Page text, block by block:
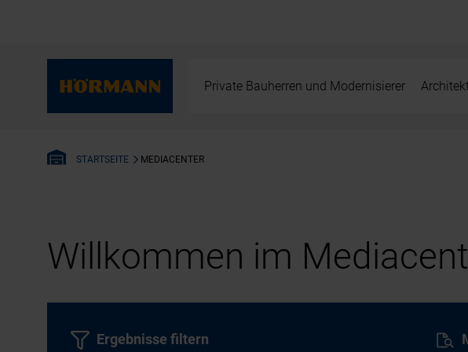
Private Bauherren und Modernisierer
STARTSEITE MEDIACENTER
Willkommen im
Ergebnisse filtern